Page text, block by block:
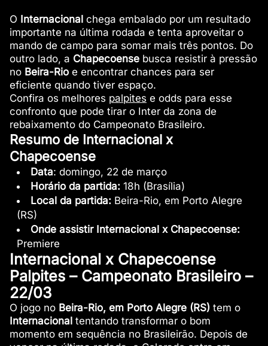
O Internacional chega embalado por um resultado
importante na última rodada e tenta aproveitar o
mando de campo para somar mais três pontos. Do
outro lado, a Chapecoensebusca resistir à pressão
no Beira-Rioe encontrar chances para ser
eficiente quando tiver espaço.
Confira os melhores palpites e odds para esse
confronto que pode tirar o Inter da zona de
rebaixamento do Campeonato Brasileiro.
Resumo de Internacional x
Chapecoense
Data: domingo, 22 de março
Horário da partida:18h (Brasília)
Local da partida:Beira-Rio, em Porto Alegre
(RS)
Onde assistir Internacional x Chapecoense:
Premiere
Internacional x Chapecoense
Palpites – Campeonato Brasileiro –
22/03
O jogo no Beira-Rio, em Porto Alegre (RS) tem o
Internacional tentando transformar o bom
momento em sequência no Brasileirão. Depois de